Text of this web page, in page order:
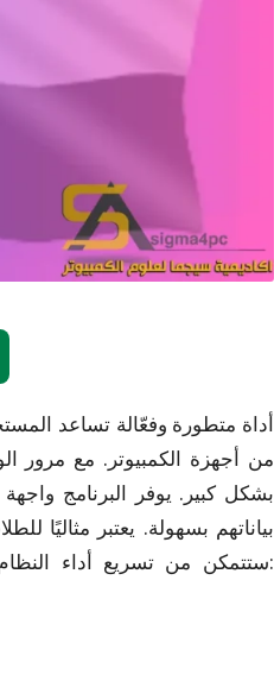
من أجهزة الكمبيوتر. مع مرور
بشكل كبير. يوفر البرنامج
بياناتهم بسهولة. يعتبر
ستتمكن من تسريع أداءقم بزيارة موقعنا: